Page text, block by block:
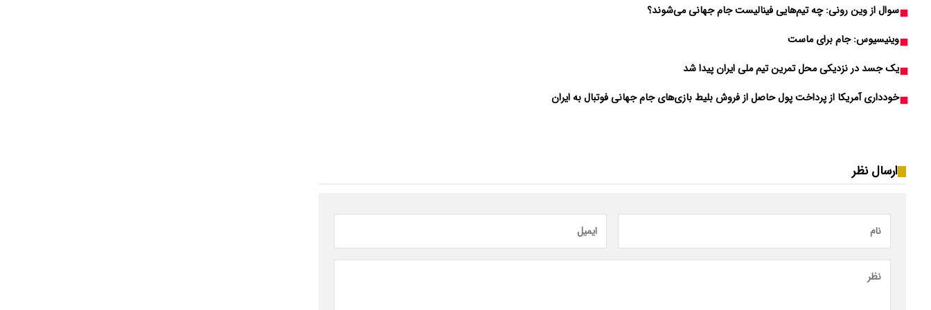
سوال از وین رونی: چه تیم‌‌هایی فینالیست جام جهانی می‌شوند؟
وینیسیوس: جام برای ماست
یک جسد در نزدیکی محل تمرین تیم ملی ایران پیدا شد
خودداری آمریکا از پرداخت پول حاصل از فروش بلیط بازی‌های جام جهانی فوتبال به ایران
ارسال نظر